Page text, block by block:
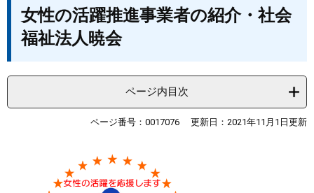
教育・文化・スポーツ
検索の仕方 組織で探す サイトマップで探す
女性の活躍推進事業者の紹介・社会
福祉法人暁会
ページ内目次
ページ番号：0017076 更新日：2021年11月1日更新